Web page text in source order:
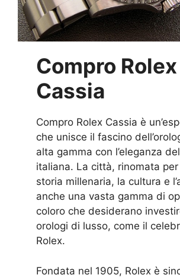
Compro Rolex
Cassia
Compro Rolex Cassia è
che unisce il fascino
alta gamma con l’eleganza
italiana. La città, rinomata per
storia millenaria, la cultura e
anche una vasta gamma di
coloro che desiderano
orologi di lusso, come il
Rolex.
Fondata nel 1905, Rolex è